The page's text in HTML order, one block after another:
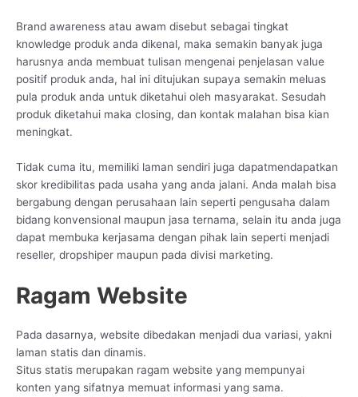
Brand awareness atau awam disebut sebagai tingkat
knowledge produk anda dikenal, maka semakin banyak juga
harusnya anda membuat tulisan mengenai penjelasan value
positif produk anda, hal ini ditujukan supaya semakin meluas
pula produk anda untuk diketahui oleh masyarakat. Sesudah
produk diketahui maka closing, dan kontak malahan bisa kian
meningkat.
Tidak cuma itu, memiliki laman sendiri juga dapatmendapatkan
skor kredibilitas pada usaha yang anda jalani. Anda malah bisa
bergabung dengan perusahaan lain seperti pengusaha dalam
bidang konvensional maupun jasa ternama, selain itu anda juga
dapat membuka kerjasama dengan pihak lain seperti menjadi
reseller, dropshiper maupun pada divisi marketing.
Ragam Website
Pada dasarnya, website dibedakan menjadi dua variasi, yakni
laman statis dan dinamis.
Situs statis merupakan ragam website yang mempunyai
konten yang sifatnya memuat informasi yang sama.